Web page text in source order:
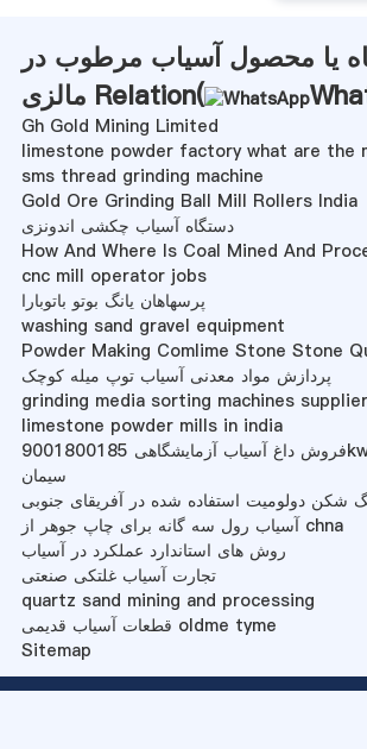
یا محصول آسیاب مرطوب در
مالزی Relation(
Gh Gold Mining Limited
limestone powder factory what are the
sms thread grinding machine
Gold Ore Grinding Ball Mill Rollers India
دستگاه آسیاب چکشی اندونزی
How And Where Is Coal Mined And
cnc mill operator jobs
پرسهاهان یانگ بوتو باتوبارا
washing sand gravel equipment
Powder Making Comlime Stone Stone
پردازش مواد معدنی آسیاب توپ میله کوچک
grinding media sorting machines
limestone powder mills in india
فروش داغ آسیاب آزمایشگاهی 9001800185kw مرطوب کارخانه
سیمان
شکن دولومیت استفاده شده در آفریقای جنوبی
آسیاب رول سه گانه برای چاپ جوهر از chna
روش های استاندارد عملکرد در آسیاب
تجارت آسیاب غلتکی صنعتی
quartz sand mining and processing
قطعات آسیاب قدیمی oldme tyme
Sitemap